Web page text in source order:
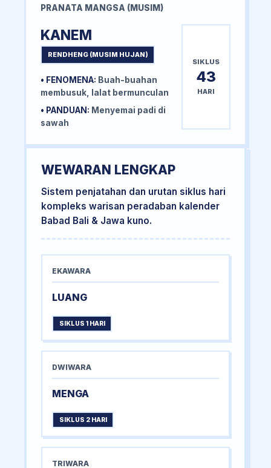
PRANATA MANGSA (MUSIM)
KANEM
RENDHENG (MUSIM HUJAN)
• FENOMENA: Buah-buahan
membusuk, lalat bermunculan
• PANDUAN: Menyemai padi di
sawah
SIKLUS
43
HARI
WEWARAN LENGKAP
Sistem penjatahan dan urutan siklus hari
kompleks warisan peradaban kalender
Babad Bali & Jawa kuno.
EKAWARA
LUANG
SIKLUS 1 HARI
DWIWARA
MENGA
SIKLUS 2 HARI
TRIWARA